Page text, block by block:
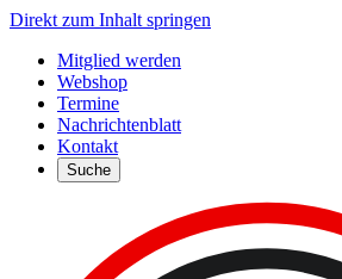
Direkt zum Inhalt springen
Mitglied werden
Webshop
Termine
Nachrichtenblatt
Kontakt
Suche